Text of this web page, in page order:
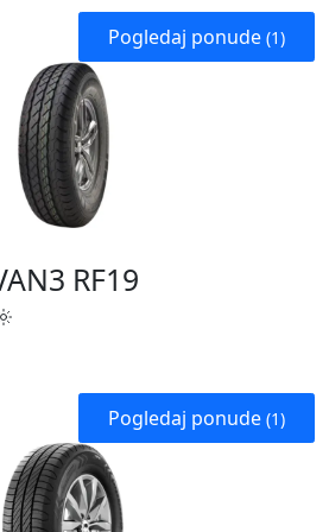
Pogledaj ponude (1)
RF19
Pogledaj ponude (1)